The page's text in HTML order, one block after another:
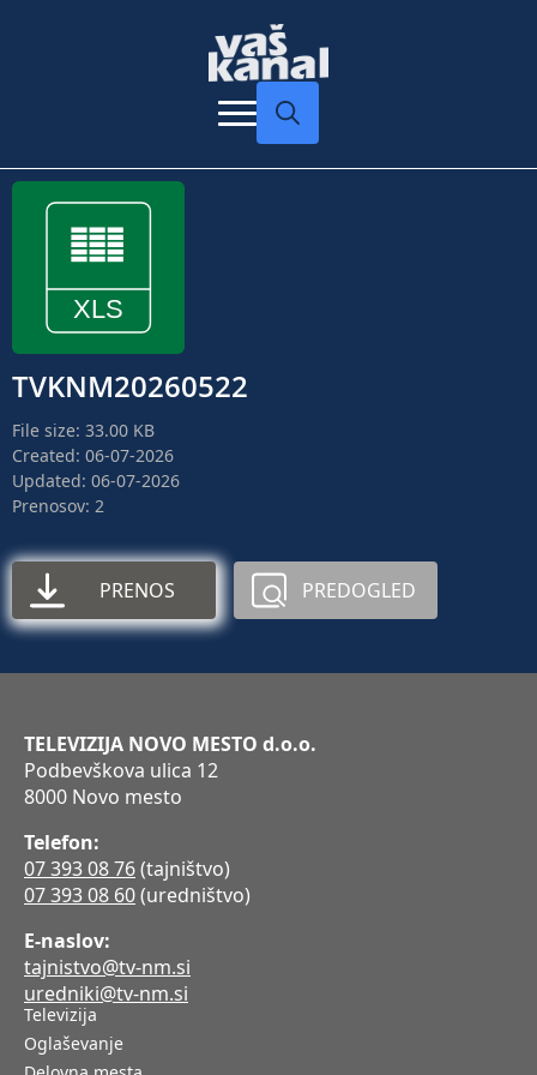
TVKNM20260522
File size: 33.00 KB
Created: 06-07-2026
Updated: 06-07-2026
Prenosov: 2
PRENOS PREDOGLED
TELEVIZIJA NOVO MESTO d.o.o.
Podbevškova ulica 12
8000 Novo mesto
Telefon:
07 393 08 76(tajništvo)
07 393 08 60(uredništvo)
E-naslov:
tajnistvo@tv-nm.si
uredniki@tv-nm.si
Televizija
Oglaševanje